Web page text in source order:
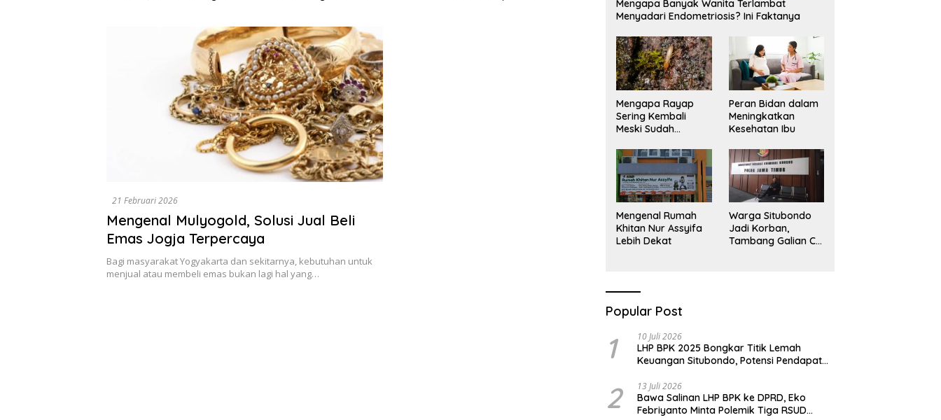
Sekadar Narasi.
21 Februari 2026
Mengenal Mulyogold, Solusi Jual Beli
Emas Jogja Terpercaya
Bagi masyarakat Yogyakarta dan sekitarnya, kebutuhan untuk
menjual atau membeli emas bukan lagi hal yang…
Mengapa Banyak Wanita Terlambat
Menyadari Endometriosis? Ini Faktanya
Mengapa Rayap
Sering Kembali
Meski Sudah
Peran Bidan dalam
Meningkatkan
Kesehatan Ibu
Mengenal Rumah
Khitan Nur Assyifa
Lebih Dekat
Warga Situbondo
Jadi Korban,
Tambang Galian C
Popular Post
1 10 Juli 2026
LHP BPK 2025 Bongkar Titik Lemah
Keuangan Situbondo, Potensi Pendapatan
2 13 Juli 2026
Bawa Salinan LHP BPK ke DPRD, Eko
Febriyanto Minta Polemik Tiga RSUD